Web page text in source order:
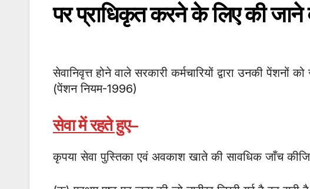
पर प्राधिकृत करने के लिए की जाने
सेवानिवृत्त होने वाले सरकारी कर्मचारियों द्वारा उनकी
(पेंशन नियम-1996)
सेवा में रहते हुए–
कृपया सेवा पुस्तिका एवं अवकाश खाते की सावधिक जाँच